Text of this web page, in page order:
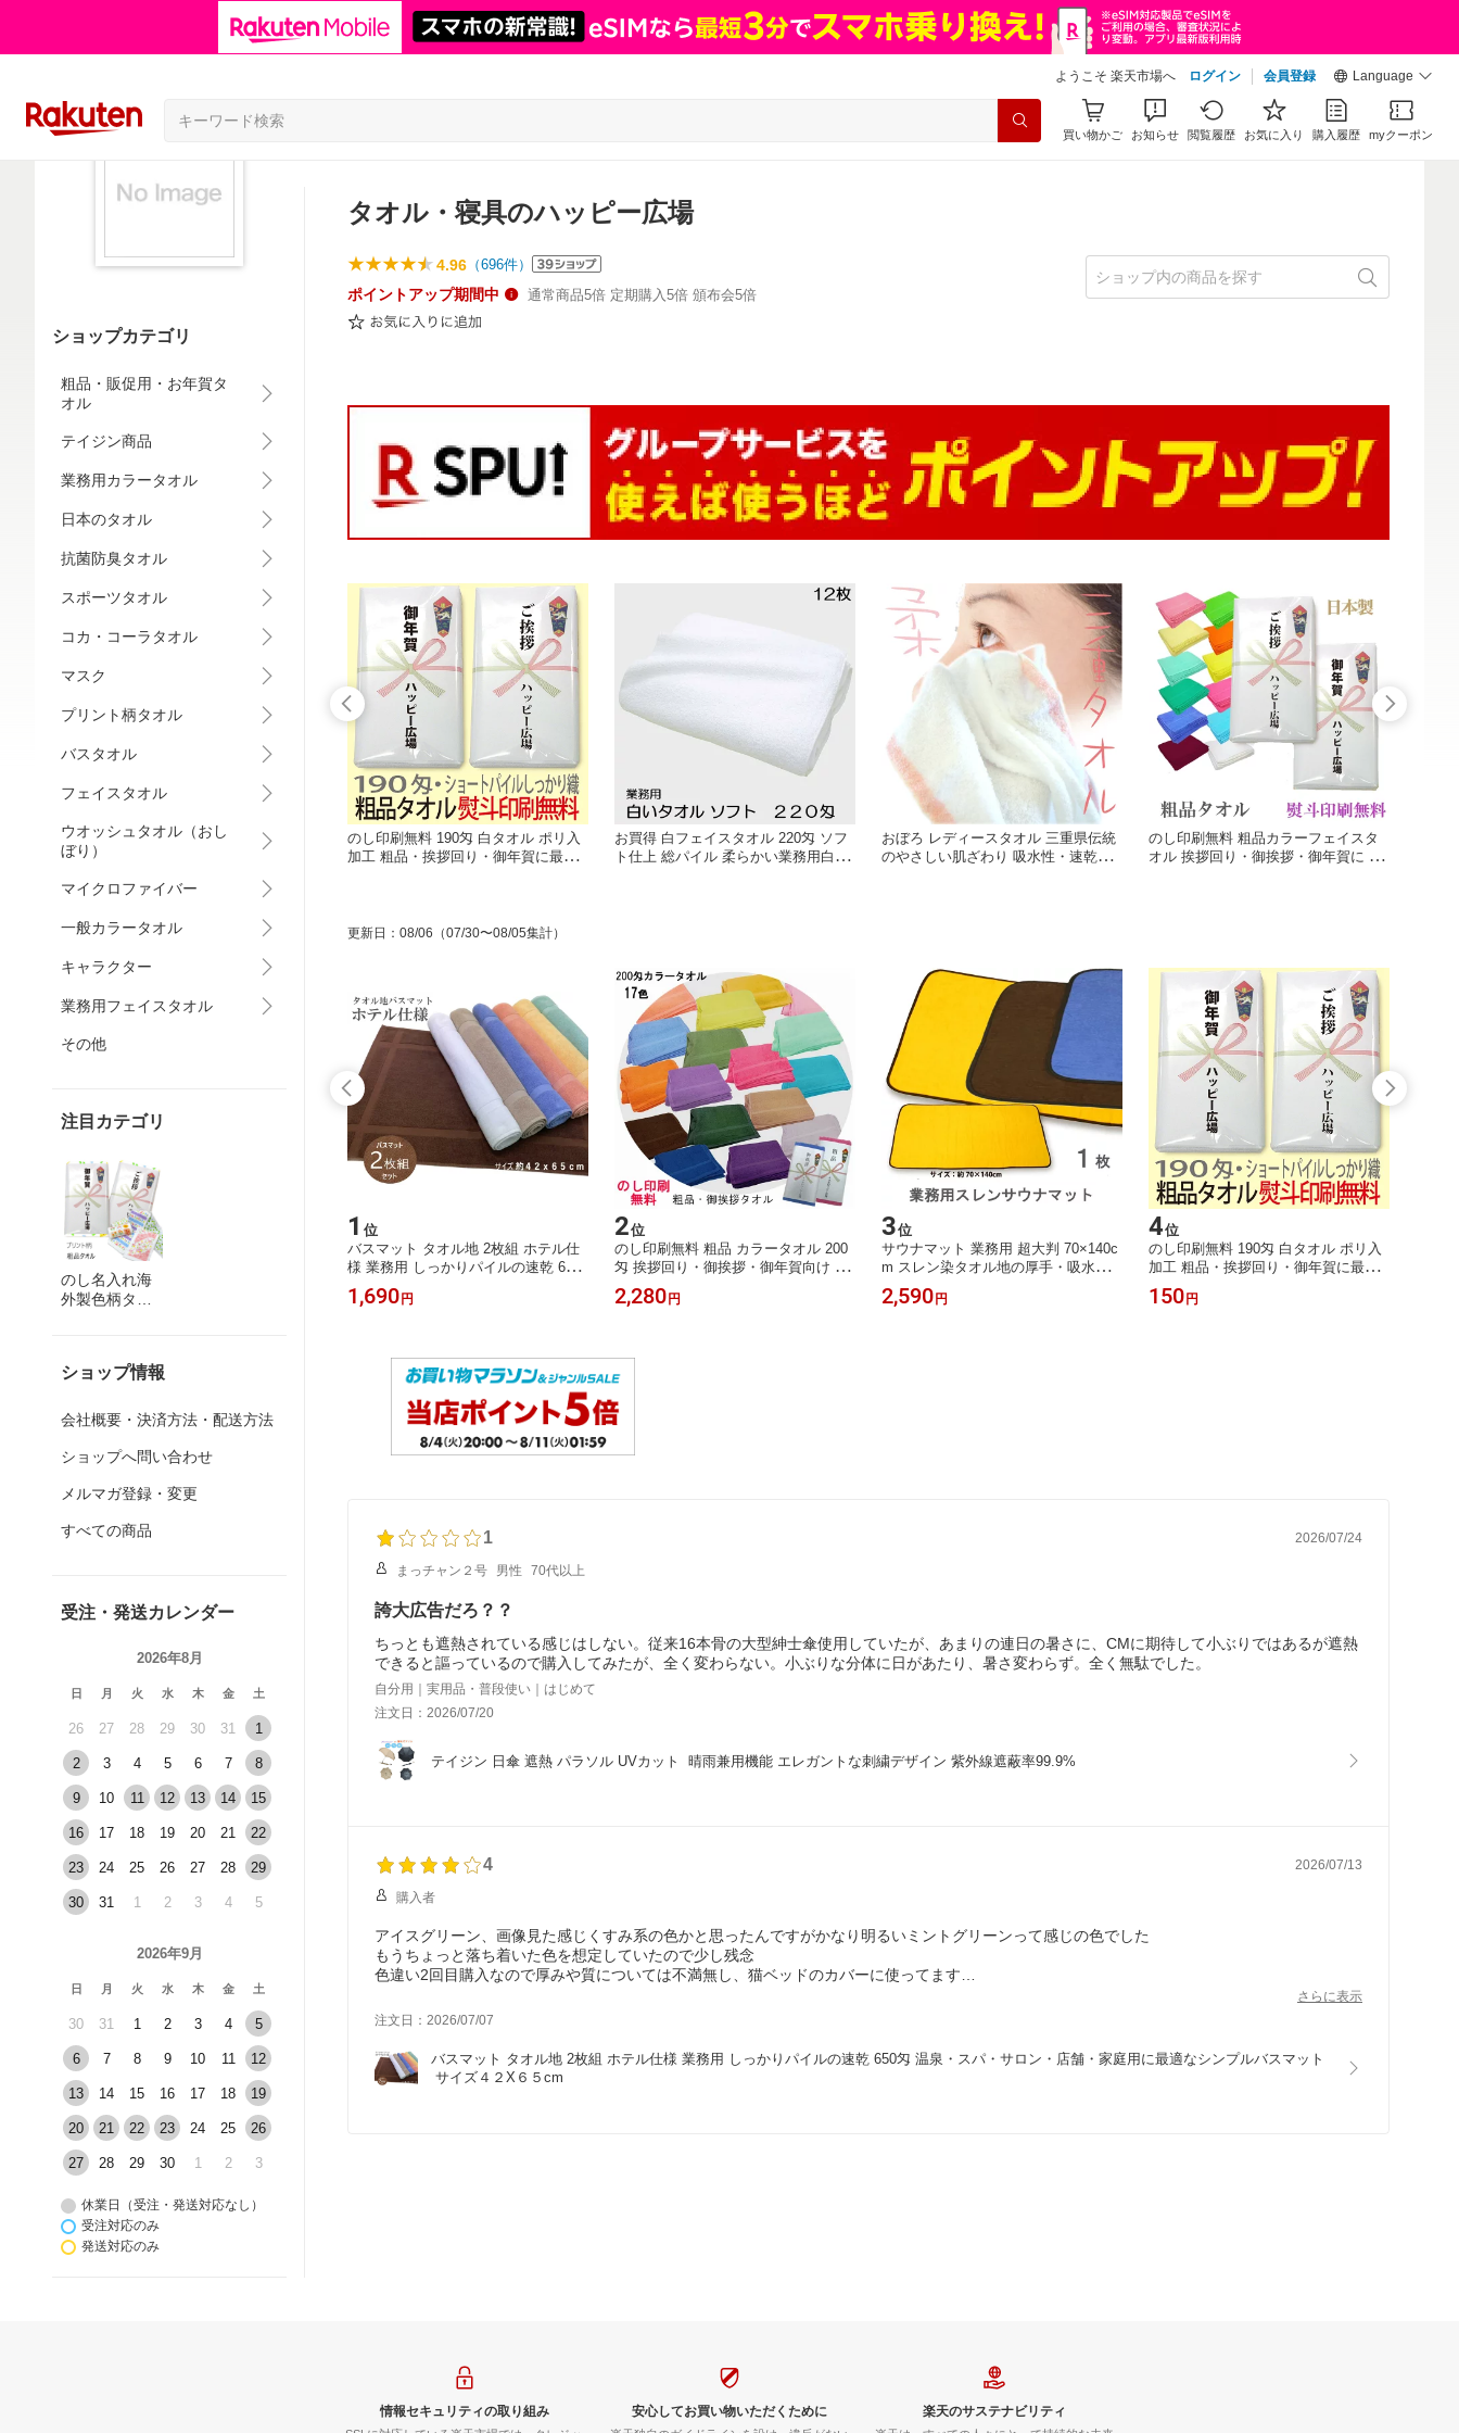
ようこそ 楽天市場へ ログイン 会員登録 Language
買い物かご お知らせ 閲覧履歴 お気に入り 購入履歴 myクーポン
ショップカテゴリ
粗品・販促用・お年賀タ
オル
テイジン商品
業務用カラータオル
日本のタオル
抗菌防臭タオル
スポーツタオル
コカ・コーラタオル
マスク
プリント柄タオル
バスタオル
フェイスタオル
ウオッシュタオル（おし
ぼり）
マイクロファイバー
一般カラータオル
キャラクター
業務用フェイスタオル
その他
注目カテゴリ
のし名入れ海
外製色柄タオ
ショップ情報
会社概要・決済方法・配送方法
ショップへ問い合わせ
メルマガ登録・変更
すべての商品
受注・発送カレンダー
2026年8月
日 月 火 水 木 金 土
26 27 28 29 30 31 1
2 3 4 5 6 7 8
9 10 11 12 13 14 15
16 17 18 19 20 21 22
23 24 25 26 27 28 29
30 31 1 2 3 4 5
2026年9月
日 月 火 水 木 金 土
30 31 1 2 3 4 5
6 7 8 9 10 11 12
13 14 15 16 17 18 19
20 21 22 23 24 25 26
27 28 29 30 1 2 3
休業日（受注・発送対応なし）
受注対応のみ
発送対応のみ
タオル・寝具のハッピー広場
4.96 （696件）
ポイントアップ期間中 通常商品5倍 定期購入5倍 頒布会5倍
プリントフェイスタオル 挨拶回りに
最適 選べる18柄プリントタオル 粗
入れ無料 1枚よりOK 贈答品にも
のし印刷無料 190匁 白タオル ポリ入
加工 粗品・挨拶回り・御年賀に最適
お買得 白フェイスタオル 220匁 ソフ
ト仕上 総パイル 柔らかい業務用白タ
おぼろ レディースタオル 三重県伝統
のやさしい肌ざわり 吸水性・速乾性
のし印刷無料 粗品カラーフェイスタ
オル 挨拶回り・御挨拶・御年賀に 20
更新日 ： 08/06 （07/30〜08/05集計）
15位
プリントフェイスタオル 毎日に寄り
枚組セット 速乾・吸水性 カラフルで
家族みんなに
1,680円
1 位
バスマット タオル地 2枚組 ホテル仕
様 業務用 しっかりパイルの速乾 650
匁 温泉・スパ・サロン・店舗・家庭
用に最適なシンプルバスマット サイ
1,690 円
2位
のし印刷無料 粗品 カラータオル 200
匁 挨拶回り・御挨拶・御年賀向け 34
×86cm カラーフェイスタオル OPP袋
入仕上 1色12枚組 ベトナム製
2,280 円
3位
サウナマット 業務用 超大判 70×140c
m スレン染タオル地の厚手・吸水仕
様 温泉・スパ・ホテル・ジム・銭湯
に最適な足ふきバスマット
2,590 円
4位
のし印刷無料 190匁 白タオル ポリ入
加工 粗品・挨拶回り・御年賀に最適
OPP袋入り 景品・販促用フェイスタ
オル
150 円
1 2026/07/24
まっチャン２号 男性 70代以上
誇大広告だろ？？
ちっとも遮熱されている感じはしない。従来16本骨の大型紳士傘使用していたが、あまりの連日の暑さに、CMに期待して小ぶりではあるが遮熱
できると謳っているので購入してみたが、全く変わらない。小ぶりな分体に日があたり、暑さ変わらず。全く無駄でした。
自分用｜実用品・普段使い｜はじめて
注文日：2026/07/20
テイジン 日傘 遮熱 パラソル UVカット  晴雨兼用機能 エレガントな刺繍デザイン 紫外線遮蔽率99.9%
4 2026/07/13
購入者
アイスグリーン、画像見た感じくすみ系の色かと思ったんですがかなり明るいミントグリーンって感じの色でした
もうちょっと落ち着いた色を想定していたので少し残念
色違い2回目購入なので厚みや質については不満無し、猫ベッドのカバーに使ってます
さらに表示
注文日：2026/07/07
バスマット タオル地 2枚組 ホテル仕様 業務用 しっかりパイルの速乾 650匁 温泉・スパ・サロン・店舗・家庭用に最適なシンプルバスマット
サイズ４２X６５cm
情報セキュリティの取り組み 安心してお買い物いただくために 楽天のサステナビリティ